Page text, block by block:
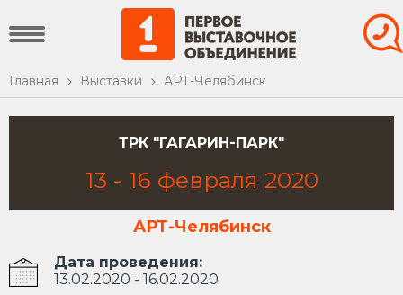
Главная Выставки АРТ-Челябинск
ТРК "ГАГАРИН-ПАРК"
13 - 16 февраля 2020
АРТ-Челябинск
Дата проведения:
13.02.2020 - 16.02.2020